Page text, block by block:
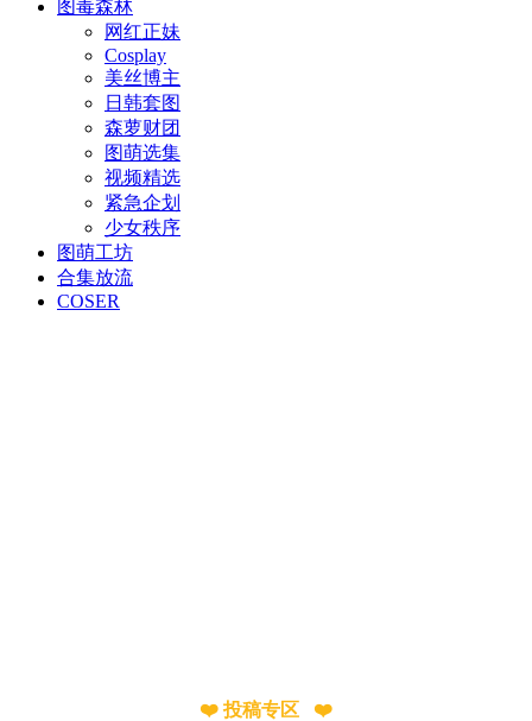
图毒森林
网红正妹
Cosplay
美丝博主
日韩套图
森萝财团
图萌选集
视频精选
紧急企划
少女秩序
图萌工坊
合集放流
COSER
❤️ 投稿专区 ❤️